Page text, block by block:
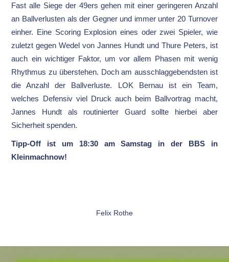
Fast alle Siege der 49ers gehen mit einer geringeren Anzahl
an Ballverlusten als der Gegner und immer unter 20 Turnover
einher. Eine Scoring Explosion eines oder zwei Spieler, wie
zuletzt gegen Wedel von Jannes Hundt und Thure Peters, ist
auch ein wichtiger Faktor, um vor allem Phasen mit wenig
Rhythmus zu überstehen. Doch am ausschlaggebendsten ist
die Anzahl der Ballverluste. LOK Bernau ist ein Team,
welches Defensiv viel Druck auch beim Ballvortrag macht,
Jannes Hundt als routinierter Guard sollte hierbei aber
Sicherheit spenden.
Tipp-Off ist um 18:30 am Samstag in der BBS in
Kleinmachnow!
Felix Rothe